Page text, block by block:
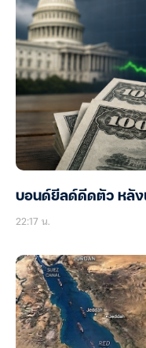
บอนด์ยีลด์ดีดตัว หลัง
22:17 น.